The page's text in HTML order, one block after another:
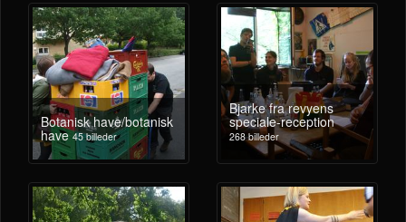
Botanisk have/botanisk
have45 billeder
Bjarke fra revyens
speciale-reception
268 billeder